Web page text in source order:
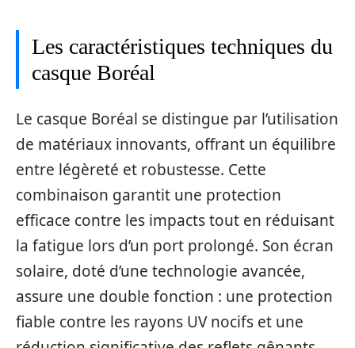
Les caractéristiques techniques du
casque Boréal
Le casque Boréal se distingue par l’utilisation
de matériaux innovants, offrant un équilibre
entre légèreté et robustesse. Cette
combinaison garantit une protection
efficace contre les impacts tout en réduisant
la fatigue lors d’un port prolongé. Son écran
solaire, doté d’une technologie avancée,
assure une double fonction : une protection
fiable contre les rayons UV nocifs et une